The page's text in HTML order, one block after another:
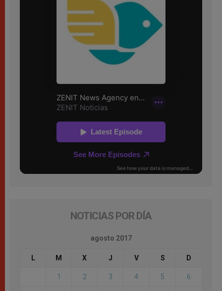
NOTICIAS POR DÍA
agosto 2017
L M X J V S D
1 2 3 4 5 6